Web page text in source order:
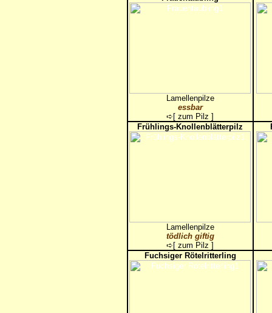
Lamellenpilze
essbar
➪[ zum Pilz ]
Frühlings-Knollenblätterpilz
Lamellenpilze
tödlich giftig
➪[ zum Pilz ]
Fuchsiger Rötelritterling